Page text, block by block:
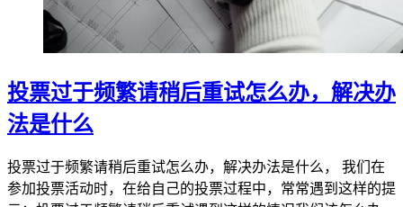
投票过于频繁请稍后重试怎么办，解决办
法是什么
投票过于频繁请稍后重试怎么办，解决办法是什么， 我们在
参加投票活动时，在给自己的投票过程中，常常遇到这样的提